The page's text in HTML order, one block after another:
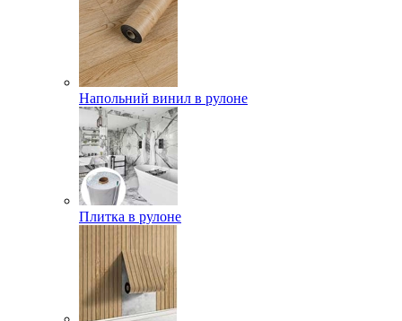
Напольний винил в рулоне
Плитка в рулоне